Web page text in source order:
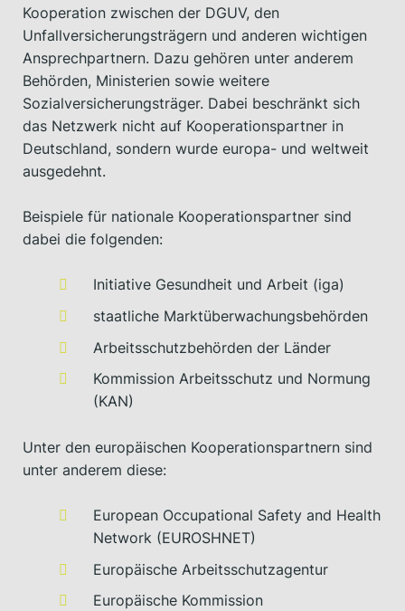
Kooperation zwischen der DGUV, den
Unfallversicherungsträgern und anderen wichtigen
Ansprechpartnern. Dazu gehören unter anderem
Behörden, Ministerien sowie weitere
Sozialversicherungsträger. Dabei beschränkt sich
das Netzwerk nicht auf Kooperationspartner in
Deutschland, sondern wurde europa- und weltweit
ausgedehnt.
Beispiele für nationale Kooperationspartner sind
dabei die folgenden:
Initiative Gesundheit und Arbeit (iga)
staatliche Marktüberwachungsbehörden
Arbeitsschutzbehörden der Länder
Kommission Arbeitsschutz und Normung
(KAN)
Unter den europäischen Kooperationspartnern sind
unter anderem diese:
European Occupational Safety and Health
Network (EUROSHNET)
Europäische Arbeitsschutzagentur
Europäische Kommission